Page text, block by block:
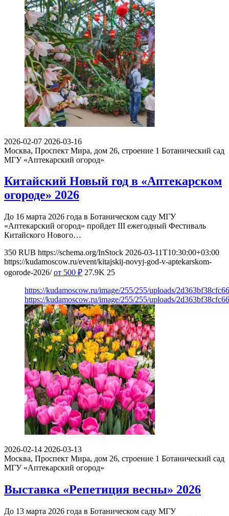
2026-02-07 2026-03-16
Москва, Проспект Мира, дом 26, строение 1 Ботанический сад
МГУ «Аптекарский огород»
Китайский Новый год в «Аптекарском
огороде» 2026
До 16 марта 2026 года в Ботаническом саду МГУ
«Аптекарский огород» пройдет III ежегодный Фестиваль
Китайского Нового…
350 RUB https://schema.org/InStock 2026-03-11T10:30:00+03:00
https://kudamoscow.ru/event/kitajskij-novyj-god-v-aptekarskom-
ogorode-2026/ от 500 ₽ 27.9K 25
https://kudamoscow.ru/image/255/255/uploads/
https://kudamoscow.ru/image/255/255/uploads/
2026-02-14 2026-03-13
Москва, Проспект Мира, дом 26, строение 1 Ботанический сад
МГУ «Аптекарский огород»
Выставка «Репетиция весны» 2026
До 13 марта 2026 года в Ботаническом саду МГУ